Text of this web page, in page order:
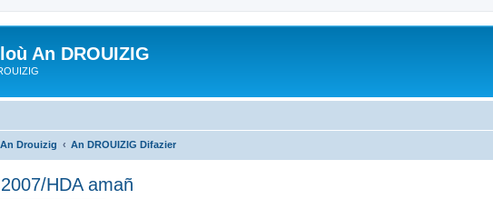
An DROUIZIG
Drouizig An DROUIZIG Difazier
HDA amañ